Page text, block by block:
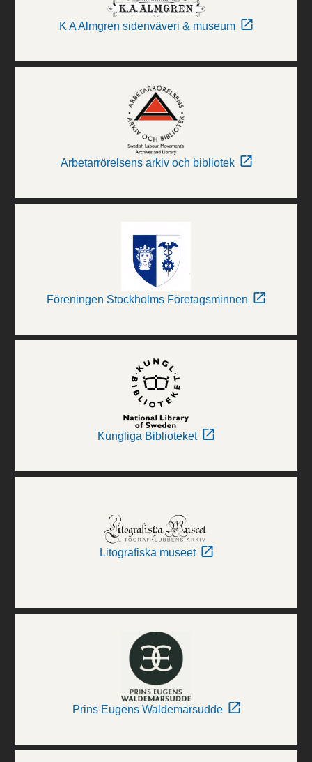
K A Almgren sidenväveri & museum
Arbetarrörelsens arkiv och bibliotek
Föreningen Stockholms Företagsminnen
Kungliga Biblioteket
Litografiska museet
Prins Eugens Waldemarsudde